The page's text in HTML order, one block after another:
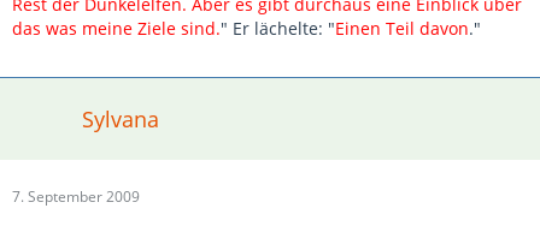
das was meine Ziele sind." Er lächelte: "Einen Teil davon."
Sylvana
7. September 2009